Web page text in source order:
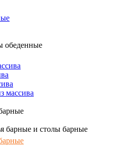
обеденные
массива
барные и столы барные